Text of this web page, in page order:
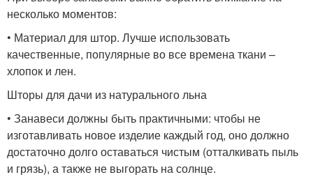
несколько моментов:
• Материал для штор. Лучше использовать
качественные, популярные во все времена ткани –
хлопок и лен.
Шторы для дачи из натурального льна
• Занавеси должны быть практичными: чтобы не
изготавливать новое изделие каждый год, оно должно
достаточно долго оставаться чистым (отталкивать пыль
и грязь), а также не выгорать на солнце.